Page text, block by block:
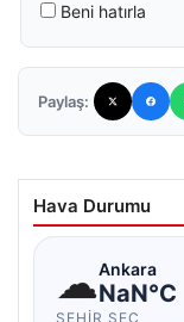
Beni hatırla
Paylaş:
Hava Durumu
☁Ankara
NaN°C
ŞEHIR SEÇ